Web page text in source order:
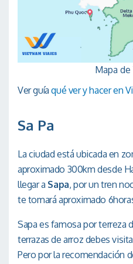
Mapa
Ver guíaqué ver y hacer en
Sa Pa
La ciudad está ubicada en
aproximado 300km desde
llegar a Sapa, por un tren
te tomará aproximado
Sapa es famosa por terreza
terrazas de arroz debes
Pero por la recomendación